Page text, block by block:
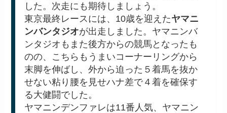
した。次走にも期待しましょう。
東京最終レースには、10歳を迎えたヤマニ
ンバンタジオが出走しました。ヤマニンバ
ンタジオもまた後方からの競馬となったも
のの、こちらもうまいコーナーリングから
末脚を伸ばし、外から迫った５着馬を抜か
せない粘り腰を見せハナ差で４着を確保す
る大健闘でした。
ヤマニンデンファレは11番人気、ヤマニン